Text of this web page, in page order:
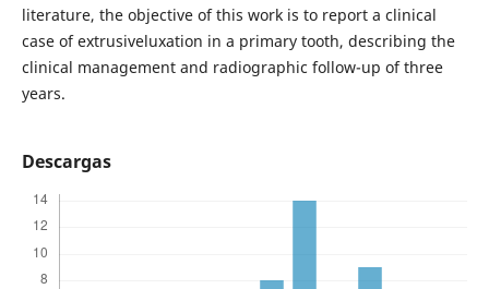
literature, the objective of this work is to report a clinical
case of extrusiveluxation in a primary tooth, describing the
clinical management and radiographic follow-up of three
years.
Descargas